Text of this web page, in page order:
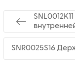
SNR0025S16